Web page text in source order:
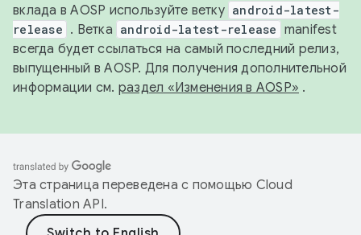
вклада в AOSP используйте ветку android-latest-
release . Ветка android-latest-release manifest
всегда будет ссылаться на самый последний релиз,
выпущенный в AOSP. Для получения дополнительной
информации см. раздел «Изменения в AOSP» .
Эта страница переведена с помощью Cloud
Translation API.